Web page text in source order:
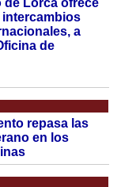
de Lorca ofrece
a
de
repasa las
en los